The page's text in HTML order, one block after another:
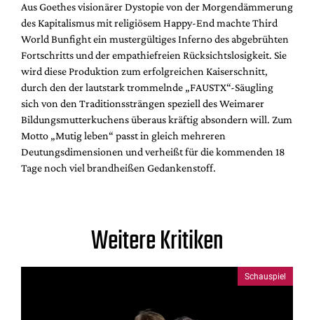
Aus Goethes visionärer Dystopie von der Morgendämmerung
des Kapitalismus mit religiösem Happy-End machte Third
World Bunfight ein mustergültiges Inferno des abgebrühten
Fortschritts und der empathiefreien Rücksichtslosigkeit. Sie
wird diese Produktion zum erfolgreichen Kaiserschnitt,
durch den der lautstark trommelnde „FAUSTX“-Säugling
sich von den Traditionssträngen speziell des Weimarer
Bildungsmutterkuchens überaus kräftig absondern will. Zum
Motto „Mutig leben“ passt in gleich mehreren
Deutungsdimensionen und verheißt für die kommenden 18
Tage noch viel brandheißen Gedankenstoff.
Weitere Kritiken
Schauspiel